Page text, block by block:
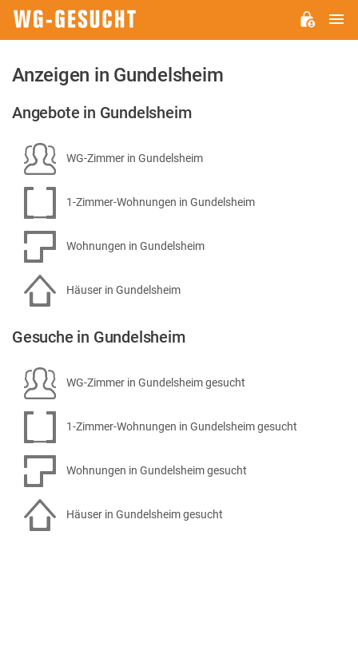
Anzeigen in Gundelsheim
Angebote in Gundelsheim
WG-Zimmer in Gundelsheim
1-Zimmer-Wohnungen in Gundelsheim
Wohnungen in Gundelsheim
Häuser in Gundelsheim
Gesuche in Gundelsheim
WG-Zimmer in Gundelsheim gesucht
1-Zimmer-Wohnungen in Gundelsheim gesucht
Wohnungen in Gundelsheim gesucht
Häuser in Gundelsheim gesucht